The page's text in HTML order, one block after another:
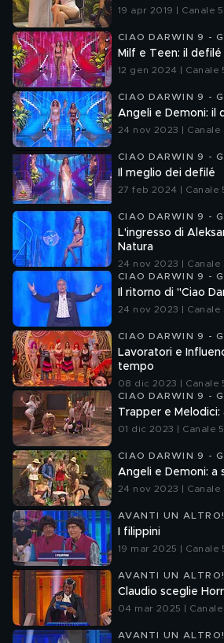
19 apr 2019 | Canale 5
CIAO DARWIN 9 -
Milf e Teen: il defilé
12 gen 2024 | Canale
CIAO DARWIN 9 -
Angeli e Demoni: il
24 nov 2023 | Canale
CIAO DARWIN 9 -
Il meglio dei defilé
27 feb 2024 | Canale
CIAO DARWIN 9 -
L'ingresso di
Natura
24 nov 2023 | Canale
CIAO DARWIN 9 -
Il ritorno di "Ciao
24 nov 2023 | Canale
CIAO DARWIN 9 -
Lavoratori e
tempo
08 dic 2023 | Canale
CIAO DARWIN 9 -
Trapper e
01 dic 2023 | Canale 5
CIAO DARWIN 9 -
Angeli e Demoni: a
24 nov 2023 | Canale
AVANTI UN ALTRO!
I filippini
19 mar 2025 | Canale
AVANTI UN ALTRO!
Claudio sceglie
04 mar 2025 | Canale
AVANTI UN ALTRO!